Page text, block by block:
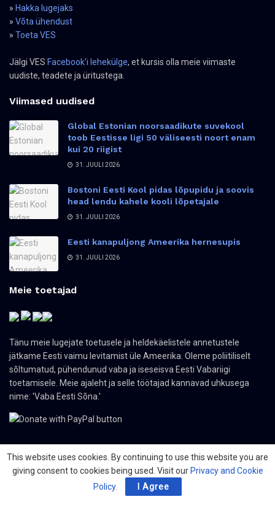
» Hakka lugejaks
» Võta ühendust
» Toeta VES
Jälgi VES Facebook'i lehekülge, et kursis olla meie viimaste
uudiste, teadete ja üritustega.
Viimased uudised
Global Estonian noorsaadikute suvekool
toob Eestisse ligi 50 väliseesti noort enam
kui 20 riigist
31. JUULI 2026
Bostoni Eesti Kool pidas lõpupidu ja soovis
head lendu kahele kooli lõpetajale
31. JUULI 2026
Eesti kanapuljong Ameerika hernesupis
31. JUULI 2026
Meie toetajad
Tänu meie lugejate toetusele ja heldekäelistele annetustele
jätkame Eesti vaimu levitamist üle Ameerika. Oleme poliitiliselt
sõltumatud, pühendunud vaba ja iseseisva Eesti Vabariigi
toetamisele. Meie ajaleht ja selle töötajad kannavad uhkusega
nime: 'Vaba Eesti Sõna.'
© 2024 The Nordic Press Estonian-American Publishers, Inc. All Rights
This website uses cookies. By continuing to use this website you are
giving consent to cookies being used. Visit our Privacy and Cookie
Policy. I Agree